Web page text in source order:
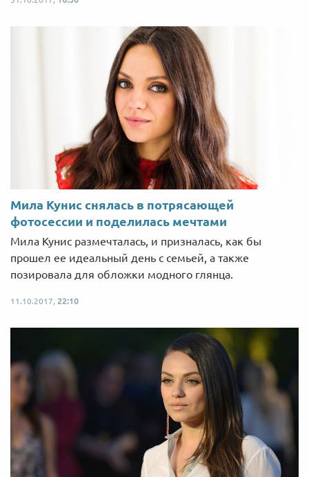
Мила Кунис снялась в потрясающей
фотосессии и поделилась мечтами
Мила Кунис размечталась, и призналась, как бы
прошел ее идеальный день с семьей, а также
позировала для обложки модного глянца.
11.10.2017, 22:10